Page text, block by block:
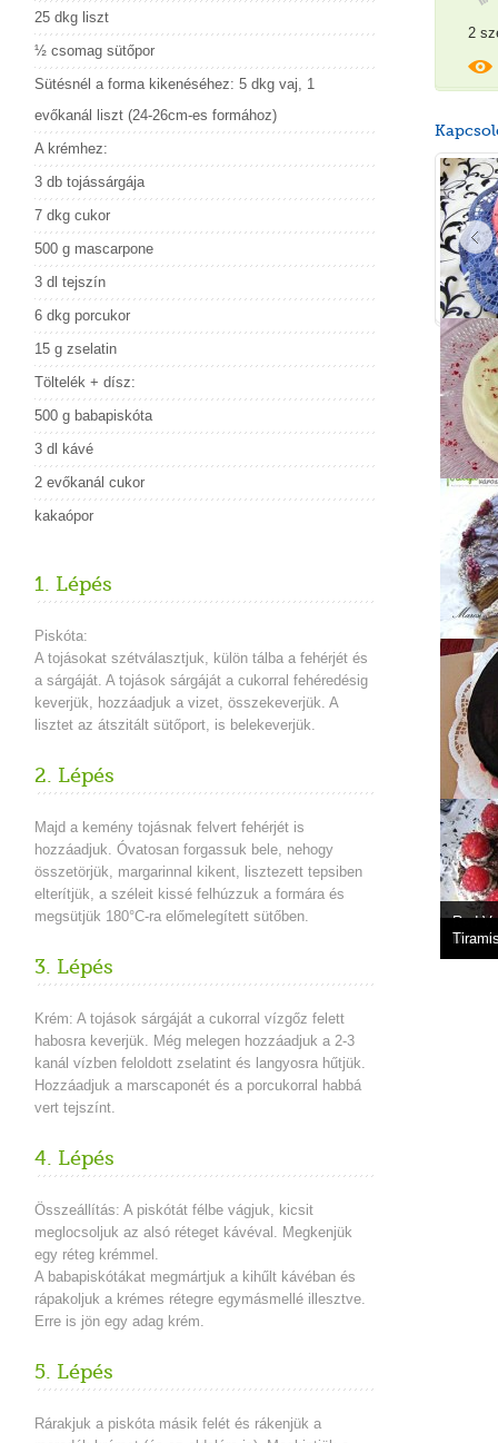
25 dkg liszt
½ csomag sütőpor
Sütésnél a forma kikenéséhez: 5 dkg vaj, 1
evőkanál liszt (24-26cm-es formához)
A krémhez:
3 db tojássárgája
7 dkg cukor
500 g mascarpone
3 dl tejszín
6 dkg porcukor
15 g zselatin
Töltelék + dísz:
500 g babapiskóta
3 dl kávé
2 evőkanál cukor
kakaópor
1. Lépés
Piskóta:
A tojásokat szétválasztjuk, külön tálba a fehérjét és
a sárgáját. A tojások sárgáját a cukorral fehéredésig
keverjük, hozzáadjuk a vizet, összekeverjük. A
lisztet az átszitált sütőport, is belekeverjük.
2. Lépés
Majd a kemény tojásnak felvert fehérjét is
hozzáadjuk. Óvatosan forgassuk bele, nehogy
összetörjük, margarinnal kikent, lisztezett tepsiben
elterítjük, a széleit kissé felhúzzuk a formára és
megsütjük 180°C-ra előmelegített sütőben.
3. Lépés
Krém: A tojások sárgáját a cukorral vízgőz felett
habosra keverjük. Még melegen hozzáadjuk a 2-3
kanál vízben feloldott zselatint és langyosra hűtjük.
Hozzáadjuk a marscaponét és a porcukorral habbá
vert tejszínt.
4. Lépés
Összeállítás: A piskótát félbe vágjuk, kicsit
meglocsoljuk az alsó réteget kávéval. Megkenjük
egy réteg krémmel.
A babapiskótákat megmártjuk a kihűlt kávéban és
rápakoljuk a krémes rétegre egymásmellé illesztve.
Erre is jön egy adag krém.
5. Lépés
Rárakjuk a piskóta másik felét és rákenjük a
2
Red